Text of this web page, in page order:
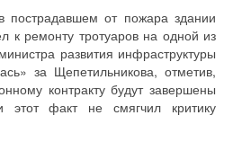
пострадавшем от пожара здании
к ремонту тротуаров на одной из
развития инфраструктуры
за Щепетильникова, отметив,
контракту будут завершены
факт не смягчил критику